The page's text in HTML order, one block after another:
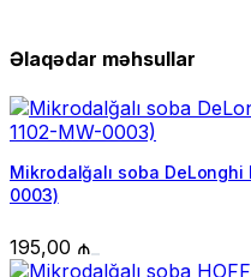
Əlaqədar məhsullar
Mikrodalğalı soba
0003)
195,00 ₼